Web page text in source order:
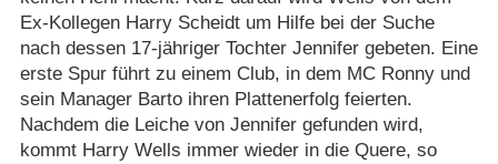
Ex-Kollegen Harry Scheidt um Hilfe bei der Suche
nach dessen 17-jähriger Tochter Jennifer gebeten. Eine
erste Spur führt zu einem Club, in dem MC Ronny und
sein Manager Barto ihren Plattenerfolg feierten.
Nachdem die Leiche von Jennifer gefunden wird,
kommt Harry Wells immer wieder in die Quere, so